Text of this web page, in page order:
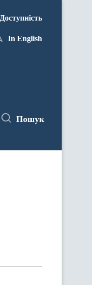
Доступність
In English
Пошук